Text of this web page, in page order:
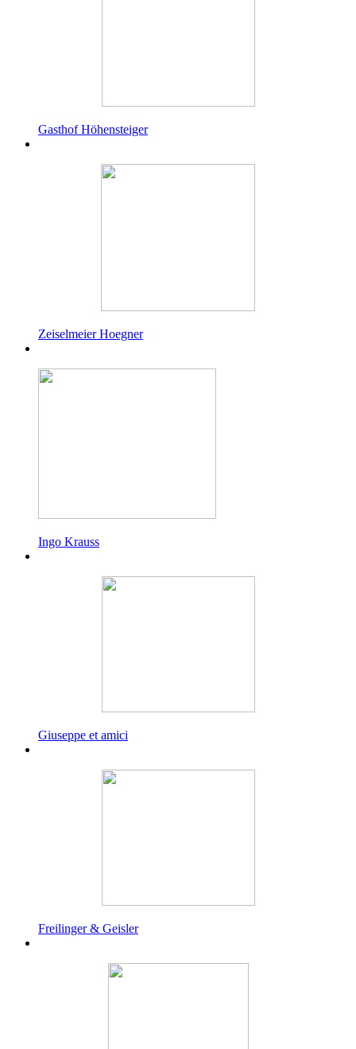
Gasthof Höhensteiger
Zeiselmeier Hoegner
Ingo Krauss
Giuseppe et amici
Freilinger & Geisler